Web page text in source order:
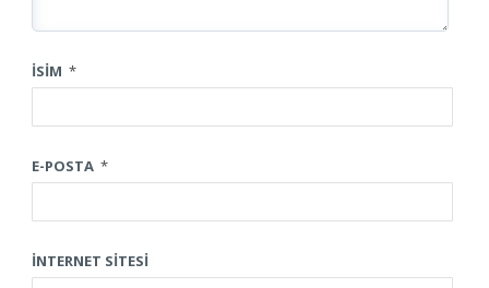
İSIM *
E-POSTA *
İNTERNET SITESI